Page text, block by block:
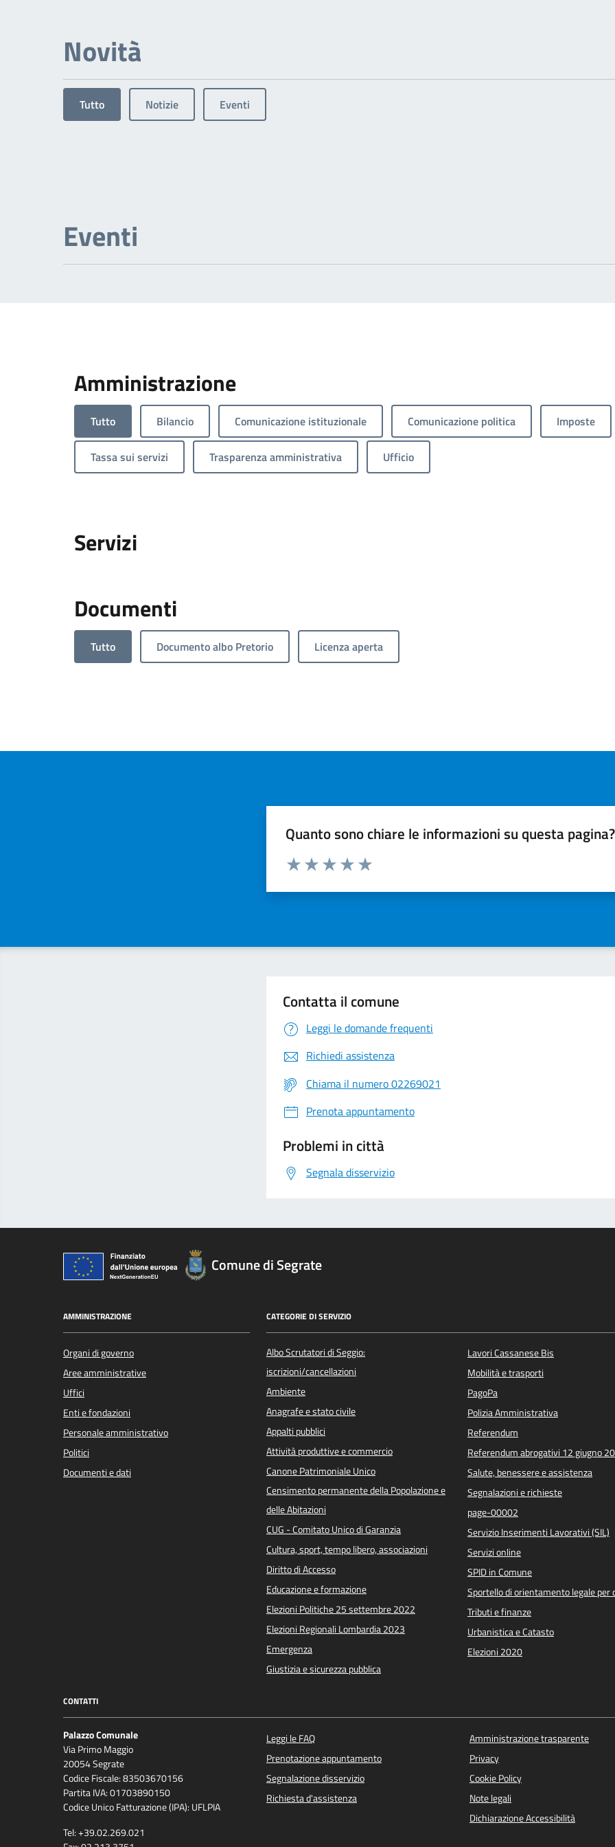
Novità
Tutto Notizie Eventi
Eventi
Amministrazione
Tutto Bilancio Comunicazione istituzionale Comunicazione politica Imposte
Tassa sui servizi Trasparenza amministrativa Ufficio
Servizi
Documenti
Tutto Documento albo Pretorio Licenza aperta
Quanto sono chiare le informazioni su questa pagina?
Valuta da 1 a 5 stelle la pagina
Contatta il comune
Leggi le domande frequenti
Richiedi assistenza
Chiama il numero 02269021
Prenota appuntamento
Problemi in città
Segnala disservizio
Comune di Segrate
AMMINISTRAZIONE
Organi di governo
Aree amministrative
Uffici
Enti e fondazioni
Personale amministrativo
Politici
Documenti e dati
CATEGORIE DI SERVIZIO
Albo Scrutatori di Seggio:
iscrizioni/cancellazioni
Ambiente
Anagrafe e stato civile
Appalti pubblici
Attività produttive e commercio
Canone Patrimoniale Unico
Censimento permanente della Popolazione e
delle Abitazioni
CUG - Comitato Unico di Garanzia
Cultura, sport, tempo libero, associazioni
Diritto di Accesso
Educazione e formazione
Elezioni Politiche 25 settembre 2022
Elezioni Regionali Lombardia 2023
Emergenza
Giustizia e sicurezza pubblica
Lavori Cassanese Bis
Mobilità e trasporti
PagoPa
Polizia Amministrativa
Referendum
Referendum abrogativi 12 giugno
Salute, benessere e assistenza
Segnalazioni e richieste
page-00002
Servizio Inserimenti Lavorativi (SIL)
Servizi online
SPID in Comune
Sportello di orientamento legale per
Tributi e finanze
Urbanistica e Catasto
Elezioni 2020
CONTATTI
Palazzo Comunale
Via Primo Maggio
20054 Segrate
Codice Fiscale: 83503670156
Partita IVA: 01703890150
Codice Unico Fatturazione (IPA): UFLPIA
Tel: +39.02.269.021
Leggi le FAQ
Prenotazione appuntamento
Segnalazione disservizio
Richiesta d'assistenza
Amministrazione trasparente
Privacy
Cookie Policy
Note legali
Dichiarazione Accessibilità